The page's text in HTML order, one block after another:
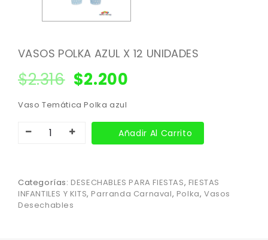
VASOS POLKA AZUL X 12 UNIDADES
$2.316 $2.200
Vaso Temática Polka azul
Añadir Al Carrito
Categorías: DESECHABLES PARA FIESTAS, FIESTAS
INFANTILES Y KITS, Parranda Carnaval, Polka,Vasos
Desechables